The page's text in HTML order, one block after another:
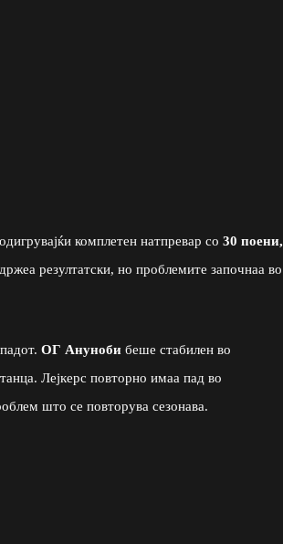
комплетен натпревар со 30 поени,
резултатски, но проблемите започнаа во
ОГ Ануноби беше стабилен во
Лејкерс повторно имаа пад во
што се повторува сезонава.